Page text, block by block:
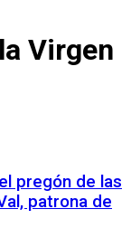
Virgen
pregón de las
patrona de